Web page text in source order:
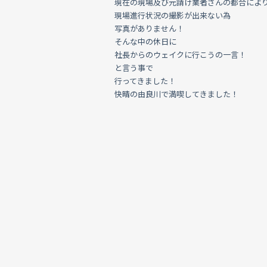
現場進行状況の撮影が出来ない為
写真がありません！
そんな中の休日に
社長からのウェイクに行こうの一言！
と言う事で
行ってきました！
快晴の由良川で満喫してきました！